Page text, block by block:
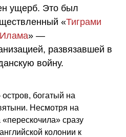
ущерб. Это был
«Тиграми
» —
развязавшей в
войну.
богатый на
Несмотря на
«перескочила» сразу
колонии к